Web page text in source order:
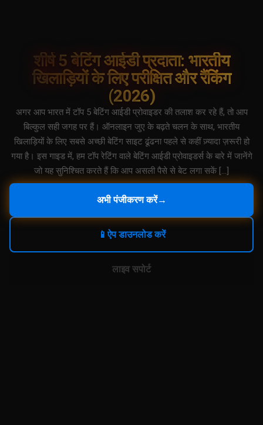
शीर्ष 5 बेटिंग आईडी प्रदाता: भारतीय
खिलाड़ियों के लिए परीक्षित और रैंकिंग
(2026)
अगर आप भारत में टॉप 5 बेटिंग आईडी प्रोवाइडर की तलाश कर रहे हैं, तो आप
बिल्कुल सही जगह पर हैं। ऑनलाइन जुए के बढ़ते चलन के साथ, भारतीय
खिलाड़ियों के लिए सबसे अच्छी बेटिंग साइट ढूंढना पहले से कहीं ज़्यादा ज़रूरी हो
गया है। इस गाइड में, हम टॉप रेटिंग वाले बेटिंग आईडी प्रोवाइडर्स के बारे में जानेंगे
जो यह सुनिश्चित करते हैं कि आप असली पैसे से बेट लगा सकें […]
अभी पंजीकरण करें→
📱ऐप डाउनलोड करें
लाइव सपोर्ट